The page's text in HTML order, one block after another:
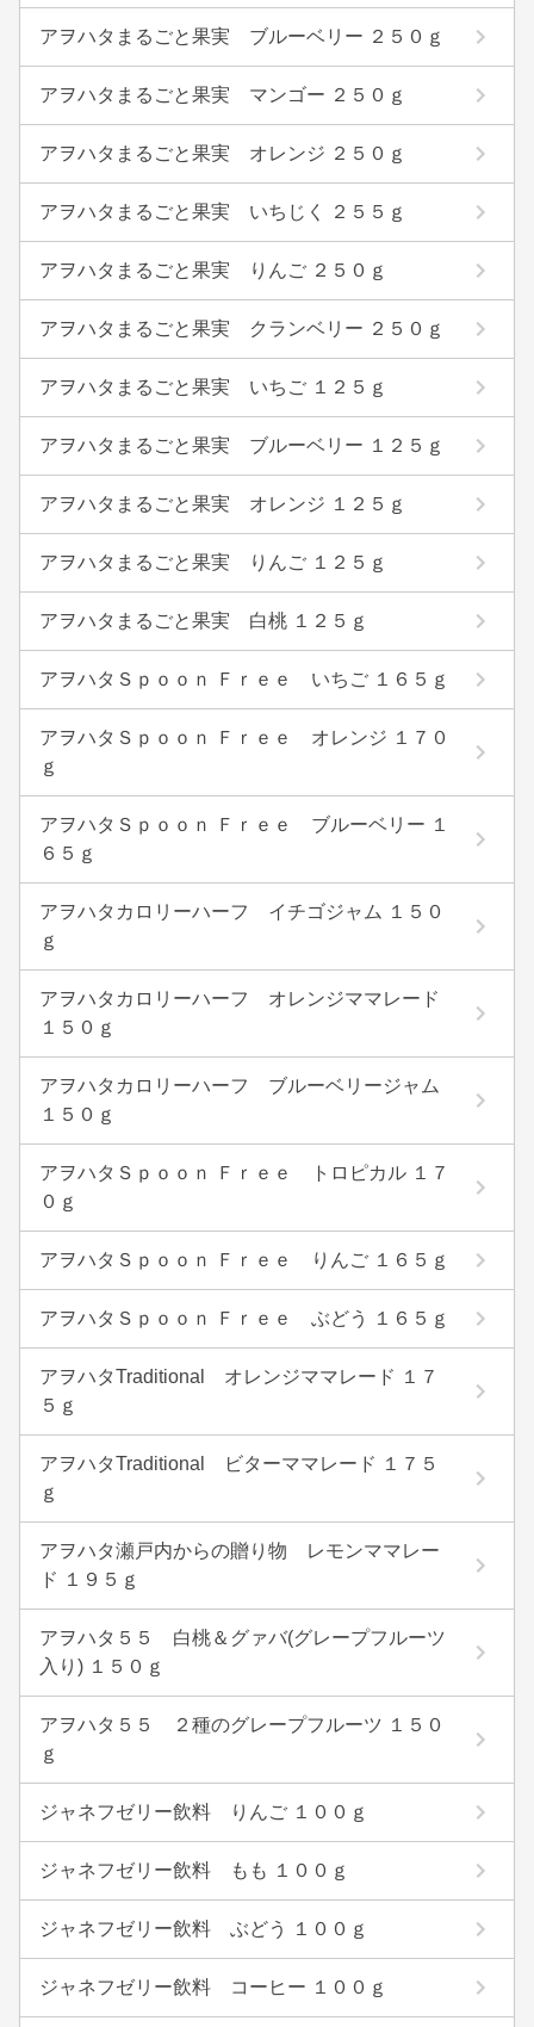
アヲハタまるごと果実 ブルーベリー ２５０ｇ
アヲハタまるごと果実 マンゴー ２５０ｇ
アヲハタまるごと果実 オレンジ ２５０ｇ
アヲハタまるごと果実 いちじく ２５５ｇ
アヲハタまるごと果実 りんご ２５０ｇ
アヲハタまるごと果実 クランベリー ２５０ｇ
アヲハタまるごと果実 いちご １２５ｇ
アヲハタまるごと果実 ブルーベリー １２５ｇ
アヲハタまるごと果実 オレンジ １２５ｇ
アヲハタまるごと果実 りんご １２５ｇ
アヲハタまるごと果実 白桃 １２５ｇ
アヲハタＳｐｏｏｎ Ｆｒｅｅ いちご １６５ｇ
アヲハタＳｐｏｏｎ Ｆｒｅｅ オレンジ １７０
ｇ
アヲハタＳｐｏｏｎ Ｆｒｅｅ ブルーベリー １
６５ｇ
アヲハタカロリーハーフ イチゴジャム １５０
ｇ
アヲハタカロリーハーフ オレンジママレード
１５０ｇ
アヲハタカロリーハーフ ブルーベリージャム
１５０ｇ
アヲハタＳｐｏｏｎ Ｆｒｅｅ トロピカル １７
０ｇ
アヲハタＳｐｏｏｎ Ｆｒｅｅ りんご １６５ｇ
アヲハタＳｐｏｏｎ Ｆｒｅｅ ぶどう １６５ｇ
アヲハタTraditional オレンジママレード １７
５ｇ
アヲハタTraditional ビターママレード １７５
ｇ
アヲハタ瀬戸内からの贈り物 レモンママレー
ド １９５ｇ
アヲハタ５５ 白桃＆グァバ(グレープフルーツ
入り) １５０ｇ
アヲハタ５５ ２種のグレープフルーツ １５０
ｇ
ジャネフゼリー飲料 りんご １００ｇ
ジャネフゼリー飲料 もも １００ｇ
ジャネフゼリー飲料 ぶどう １００ｇ
ジャネフゼリー飲料 コーヒー １００ｇ